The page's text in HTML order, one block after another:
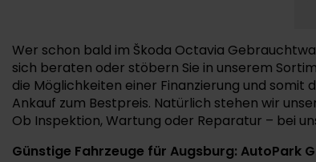
Wer schon bald im Škoda Octavia
sich beraten oder stöbern Sie in unserem
die Möglichkeiten einer Finanzierung und somit
Ankauf zum Bestpreis. Natürlich stehen wir
Ob Inspektion, Wartung oder Reparatur – bei
Günstige Fahrzeuge für Augsburg: AutoPark